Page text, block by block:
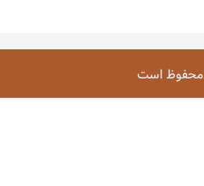
محفوظ است